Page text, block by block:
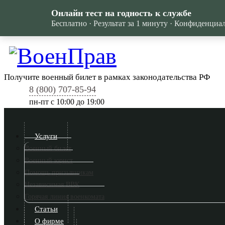
Получите военный билет в рамках законодательства РФ
8 (800) 707-85-94
пн-пт c 10:00 до 19:00
Услуги
Военный билет
Военный юрист
Помощь призывникам
Независимая ВВК
Горячая линия военкомата
Статьи
О фирме
Онлайн тест на годность к службе
Бесплатно · Результат за 1 минуту ·